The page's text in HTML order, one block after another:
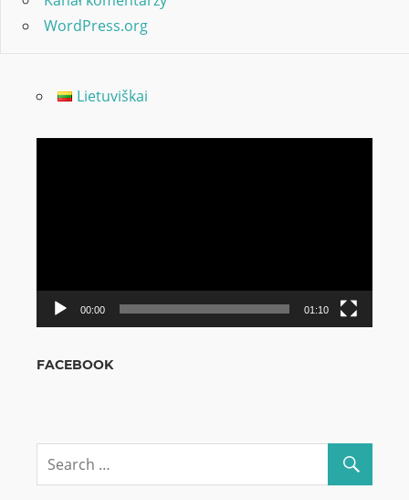
WordPress.org
Lietuviškai
00:00 01:10
FACEBOOK